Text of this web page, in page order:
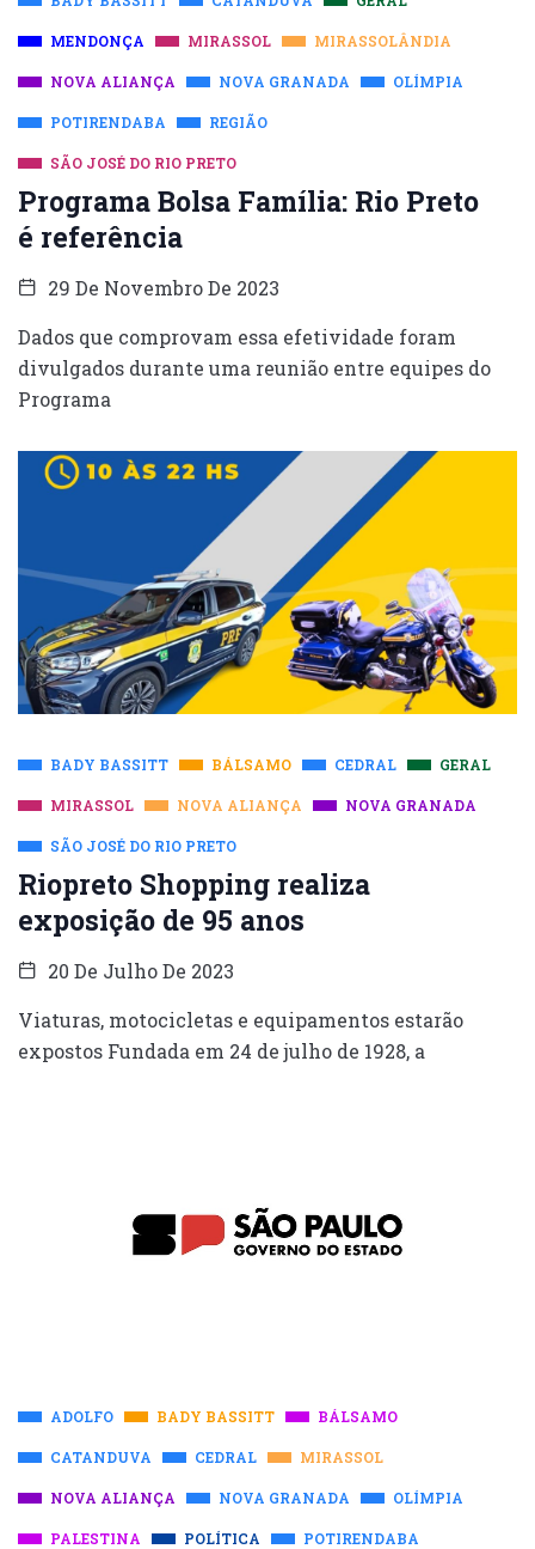
MENDONÇA MIRASSOL MIRASSOLÂNDIA
NOVA ALIANÇA NOVA GRANADA OLÍMPIA
POTIRENDABA REGIÃO
SÃO JOSÉ DO RIO PRETO
Programa Bolsa Família: Rio Preto
é referência
29 De Novembro De 2023
Dados que comprovam essa efetividade foram
divulgados durante uma reunião entre equipes do
Programa
BADY BASSITT BÁLSAMO CEDRAL GERAL
MIRASSOL NOVA ALIANÇA NOVA GRANADA
SÃO JOSÉ DO RIO PRETO
Riopreto Shopping realiza
exposição de 95 anos
20 De Julho De 2023
Viaturas, motocicletas e equipamentos estarão
expostos Fundada em 24 de julho de 1928, a
ADOLFO BADY BASSITT BÁLSAMO
CATANDUVA CEDRAL MIRASSOL
NOVA ALIANÇA NOVA GRANADA OLÍMPIA
PALESTINA POLÍTICA POTIRENDABA